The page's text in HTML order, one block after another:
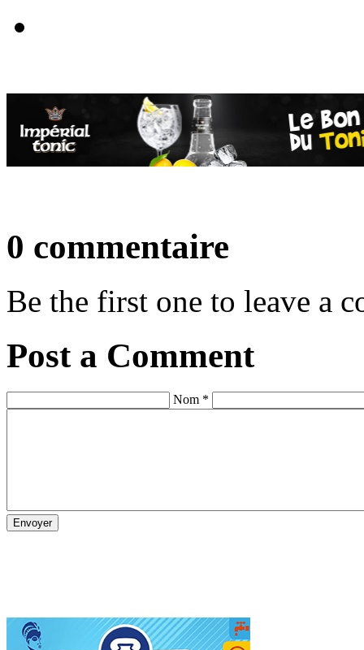
0 commentaire
Be the first one to leave a
Post a Comment
Nom *